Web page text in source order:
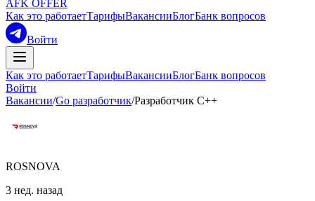
AFK OFFER
Как это работаетТарифыВакансииБлогБанк вопросов
Войти
Как это работаетТарифыВакансииБлогБанк вопросов
Войти
Вакансии/Go разработчик/Разработчик C++
ROSNOVA
3 нед. назад